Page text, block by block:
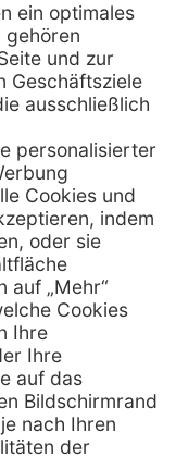
6
8
& Kritik